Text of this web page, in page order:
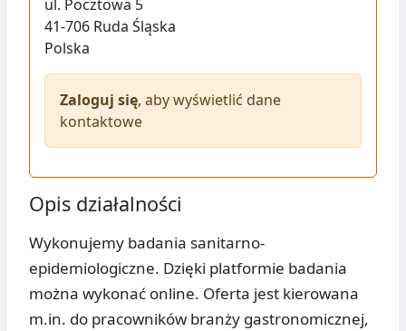
ul. Pocztowa 5
41-706 Ruda Śląska
Polska
Zaloguj się, aby wyświetlić dane
kontaktowe
Opis działalności
Wykonujemy badania sanitarno-
epidemiologiczne. Dzięki platformie badania
można wykonać online. Oferta jest kierowana
m.in. do pracowników branży gastronomicznej,